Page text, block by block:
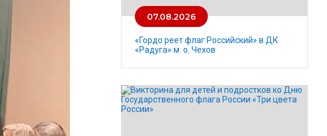
07.08.2026
«Гордо реет флаг Российский» в ДК
«Радуга» м. о. Чехов